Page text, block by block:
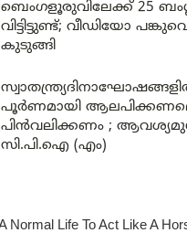
ബെംഗളൂരുവിലേക്ക് 25
വിട്ടിട്ടുണ്ട്; വീഡിയോ
കുടുങ്ങി
പൂർണമായി
പിൻവലിക്കണം ;
സി.പി.ഐ (എം)